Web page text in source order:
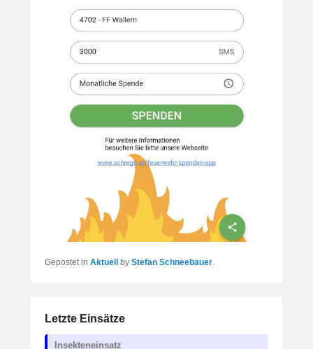
Gepostet in Aktuell by Stefan Schneebauer.
Letzte Einsätze
Insekteneinsatz